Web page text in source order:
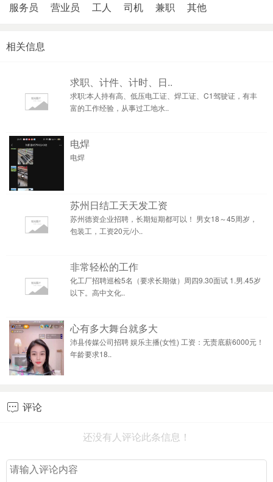
服务员
营业员 工人 司机 兼职 其他
相关信息
求职、计件、计时、日..
求职:本人持有高、低压电工证、焊工证、C1驾驶证，有丰
富的工作经验，从事过工地水..
电焊
电焊
苏州日结工天天发工资
苏州德资企业招聘，长期短期都可以！ 男女18～45周岁，
包装工，工资20元/小..
非常轻松的工作
化工厂招聘巡检5名（要求长期做）周四9.30面试 1.男.45岁
以下。高中文化..
心有多大舞台就多大
沛县传媒公司招聘 娱乐主播(女性) 工资：无责底薪6000元！
年龄要求18..
 评论
还没有人评论此条信息！